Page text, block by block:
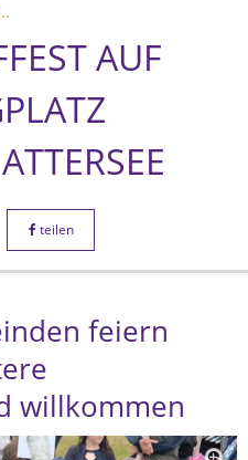
AUF D
B
teilen
feiern
willkommen